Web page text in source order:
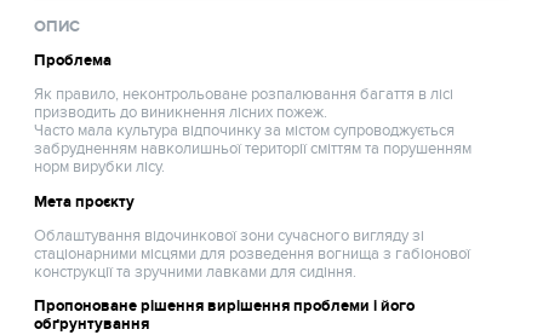
ОПИС
Проблема
Як правило, неконтрольоване розпалювання багаття в лісі
призводить до виникнення лісних пожеж.
Часто мала культура відпочинку за містом супроводжується
забрудненням навколишньої території сміттям та порушенням
норм вирубки лісу.
Мета проєкту
Облаштування відочинкової зони сучасного вигляду зі
стаціонарними місцями для розведення вогнища з габіонової
конструкції та зручними лавками для сидіння.
Пропоноване рішення вирішення проблеми і його
обґрунтування